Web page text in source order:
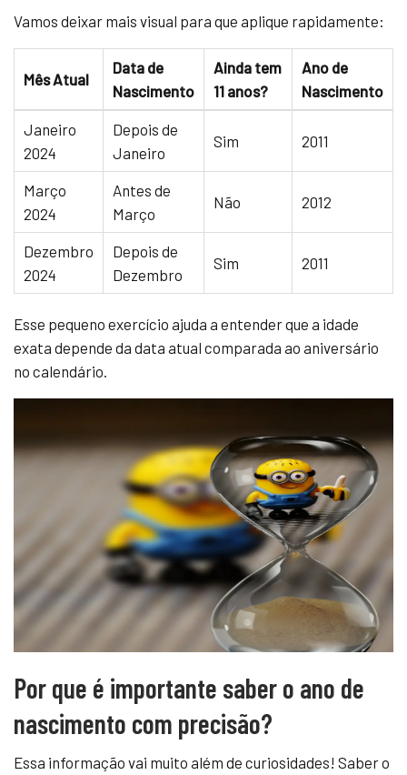
Vamos deixar mais visual para que aplique rapidamente:
Mês Atual
Data de
Nascimento
Ainda tem
11 anos?
Ano de
Nascimento
Janeiro
2024
Depois de
Janeiro
Sim 2011
Março
2024
Antes de
Março
Não 2012
Dezembro
2024
Depois de
Dezembro
Sim 2011
Esse pequeno exercício ajuda a entender que a idade
exata depende da data atual comparada ao aniversário
no calendário.
Por que é importante saber o ano de
nascimento com precisão?
Essa informação vai muito além de curiosidades! Saber o